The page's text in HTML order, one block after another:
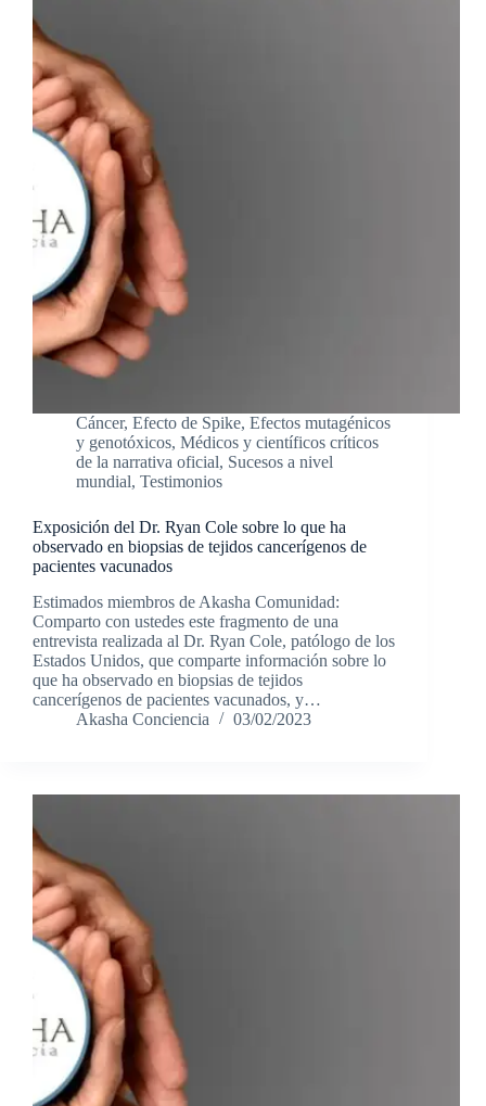
Cáncer, Efecto de Spike, Efectos mutagénicos
y genotóxicos, Médicos y científicos críticos
de la narrativa oficial, Sucesos a nivel
mundial, Testimonios
Exposición del Dr. Ryan Cole sobre lo que ha
observado en biopsias de tejidos cancerígenos de
pacientes vacunados
Estimados miembros de Akasha Comunidad:
Comparto con ustedes este fragmento de una
entrevista realizada al Dr. Ryan Cole, patólogo de los
Estados Unidos, que comparte información sobre lo
que ha observado en biopsias de tejidos
cancerígenos de pacientes vacunados, y…
Akasha Conciencia
03/02/2023